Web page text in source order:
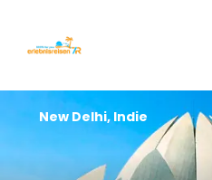
New Delhi, Indie